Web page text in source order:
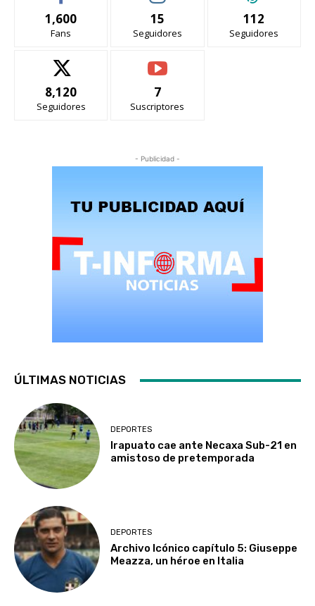
1,600
Fans
15
Seguidores
112
Seguidores
8,120
Seguidores
7
Suscriptores
- Publicidad -
ÚLTIMAS NOTICIAS
DEPORTES
Irapuato cae ante Necaxa Sub-21 en
amistoso de pretemporada
DEPORTES
Archivo Icónico capítulo 5: Giuseppe
Meazza, un héroe en Italia